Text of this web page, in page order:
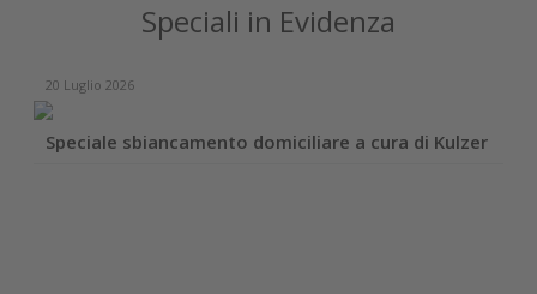
Speciali in Evidenza
20 Luglio 2026
Speciale sbiancamento domiciliare a cura di Kulzer